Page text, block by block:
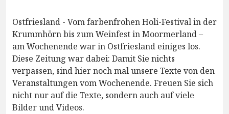
Ostfriesland - Vom farbenfrohen Holi-Festival in der
Krummhörn bis zum Weinfest in Moormerland –
am Wochenende war in Ostfriesland einiges los.
Diese Zeitung war dabei: Damit Sie nichts
verpassen, sind hier noch mal unsere Texte von den
Veranstaltungen vom Wochenende. Freuen Sie sich
nicht nur auf die Texte, sondern auch auf viele
Bilder und Videos.